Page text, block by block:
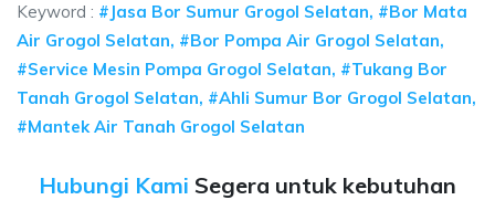
Keyword : #Jasa Bor Sumur Grogol Selatan, #Bor Mata
Air Grogol Selatan, #Bor Pompa Air Grogol Selatan,
#Service Mesin Pompa Grogol Selatan, #Tukang Bor
Tanah Grogol Selatan, #Ahli Sumur Bor Grogol Selatan,
#Mantek Air Tanah Grogol Selatan
Hubungi Kami Segera untuk kebutuhan